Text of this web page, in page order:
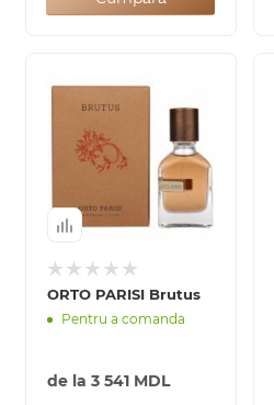
ORTO PARISI Brutus
Pentru a comanda
de la 3 541 MDL